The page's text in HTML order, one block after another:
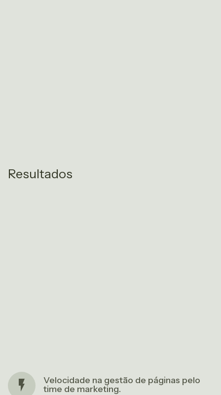
Resultados
Velocidade na gestão de páginas pelo
time de marketing.